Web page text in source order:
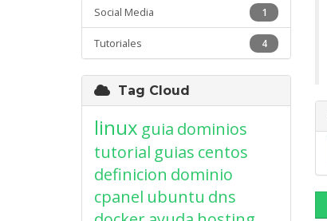
1
Social Media
4
Tutoriales
Tag Cloud
linux guia dominios
tutorial guias centos
definicion dominio
cpanel ubuntu dns